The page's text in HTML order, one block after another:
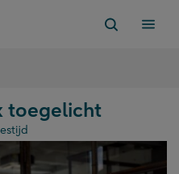
toegelicht